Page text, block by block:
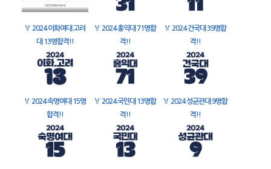
🏅 2024 이화여대 고려
대 13명합격!!
🏅 2024 홍익대 71명합
격!!
🏅 2024 건국대 39명합
격!!
🏅 2024 숙명여대 15명
합격!!
🏅 2024 국민대 13명합
격!!
🏅 2024 성균관대 9명합
격!!